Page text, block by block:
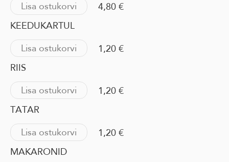
Lisa ostukorvi
4,80 €
KEEDUKARTUL
Lisa ostukorvi
1,20 €
RIIS
Lisa ostukorvi
1,20 €
TATAR
Lisa ostukorvi
1,20 €
MAKARONID